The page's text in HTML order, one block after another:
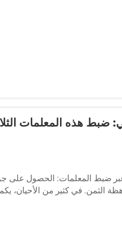
ضبط هذه المعلمات
المعلمات: الحصول على
الثمن. في كثير من الأحيان،
نظام صوت لحفلة منزلية أو